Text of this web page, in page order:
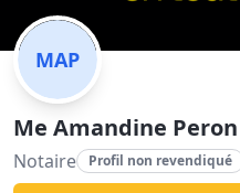
MAP
Me Amandine Peron
Notaire Profil non revendiqué